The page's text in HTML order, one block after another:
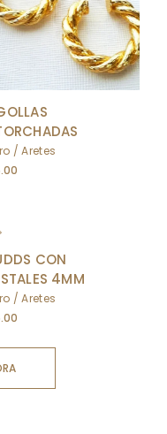
Aretes
CON
4MM
Aretes